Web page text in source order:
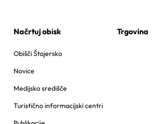
Načrtuj obisk
Obišči Štajersko
Novice
Medijsko središče
Turistično informacijski centri
Trgovina